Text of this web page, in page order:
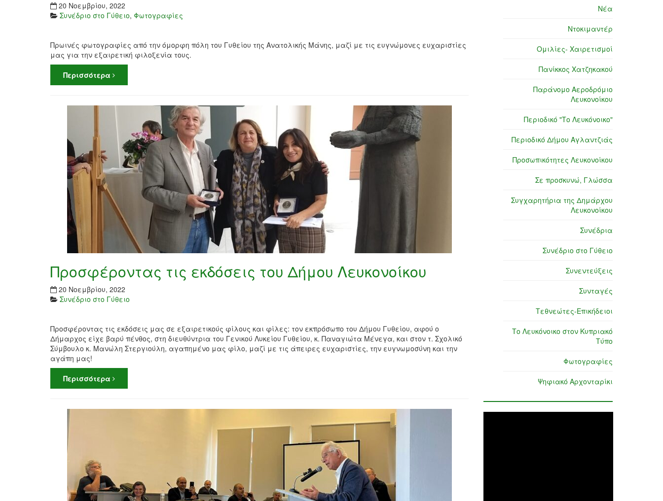
20 Νοεμβρίου, 2022
Συνέδριο στο Γύθειο, Φωτογραφίες
Πρωινές φωτογραφίες από την όμορφη πόλη του Γυθείου της Ανατολικής Μάνης, μαζί με τις ευγνώμονες ευχαριστίες
μας για την εξαιρετική φιλοξενία τους.
Περισσότερα
Προσφέροντας τις εκδόσεις του Δήμου Λευκονοίκου
20 Νοεμβρίου, 2022
Συνέδριο στο Γύθειο
Προσφέροντας τις εκδόσεις μας σε εξαιρετικούς φίλους και φίλες: τον εκπρόσωπο του Δήμου Γυθείου, αφού ο
Δήμαρχος είχε βαρύ πένθος, στη διευθύντρια του Γενικού Λυκείου Γυθείου, κ. Παναγιώτα Μένεγα, και στον τ. Σχολικό
Σύμβουλο κ. Μανώλη Στεργιούλη, αγαπημένο μας φίλο, μαζί με τις άπειρες ευχαριστίες, την ευγνωμοσύνη και την
αγάπη μας!
Περισσότερα
Νέα
Ντοκιμαντέρ
Ομιλίες- Χαιρετισμοί
Πανίκκος Χατζηκακού
Παράνομο Αεροδρόμιο
Λευκονοίκου
Περιοδικό "Το Λευκόνοικο"
Περιοδικό Δήμου Αγλαντζιάς
Προσωπικότητες Λευκονοίκου
Σε προσκυνώ, Γλώσσα
Συγχαρητήρια της Δημάρχου
Λευκονοίκου
Συνέδρια
Συνέδριο στο Γύθειο
Συνεντεύξεις
Συνταγές
Τεθνεώτες-Επικήδειοι
Το Λευκόνοικο στον Κυπριακό
Τύπο
Φωτογραφίες
Ψηφιακό Αρχονταρίκι